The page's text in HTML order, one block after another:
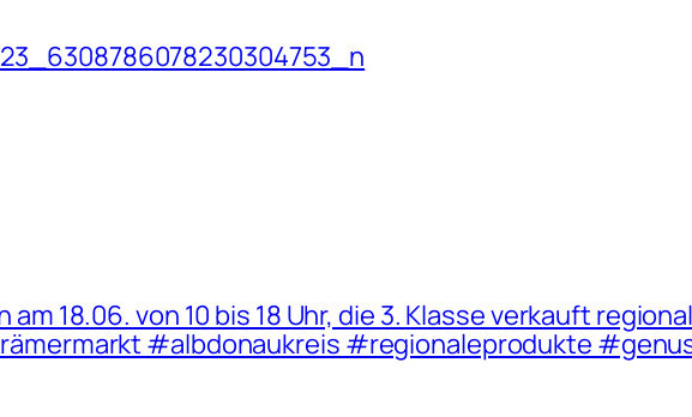
18.06. von 10 bis 18 Uhr, die 3. Klasse verkauft
#albdonaukreis #regionaleprodukte